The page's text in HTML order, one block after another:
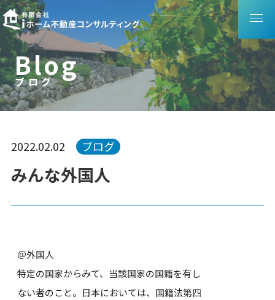
Blog
ブログ
ブログ
みんな外国人
2022.02.02 ブログ
＠外国人
特定の国家からみて、当該国家の国籍を有し
ない者のこと。日本においては、国籍法第四